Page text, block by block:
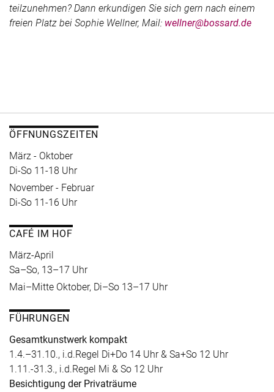
teilzunehmen? Dann erkundigen Sie sich gern nach einem
freien Platz bei Sophie Wellner, Mail: wellner@bossard.de
ÖFFNUNGSZEITEN
März - Oktober
Di-So 11-18 Uhr
November - Februar
Di-So 11-16 Uhr
CAFÉ IM HOF
März-April
Sa–So, 13–17 Uhr
Mai–Mitte Oktober, Di–So 13–17 Uhr
FÜHRUNGEN
Gesamtkunstwerk kompakt
1.4.–31.10., i.d.Regel Di+Do 14 Uhr & Sa+So 12 Uhr
1.11.-31.3., i.d.Regel Mi & So 12 Uhr
Besichtigung der Privaträume